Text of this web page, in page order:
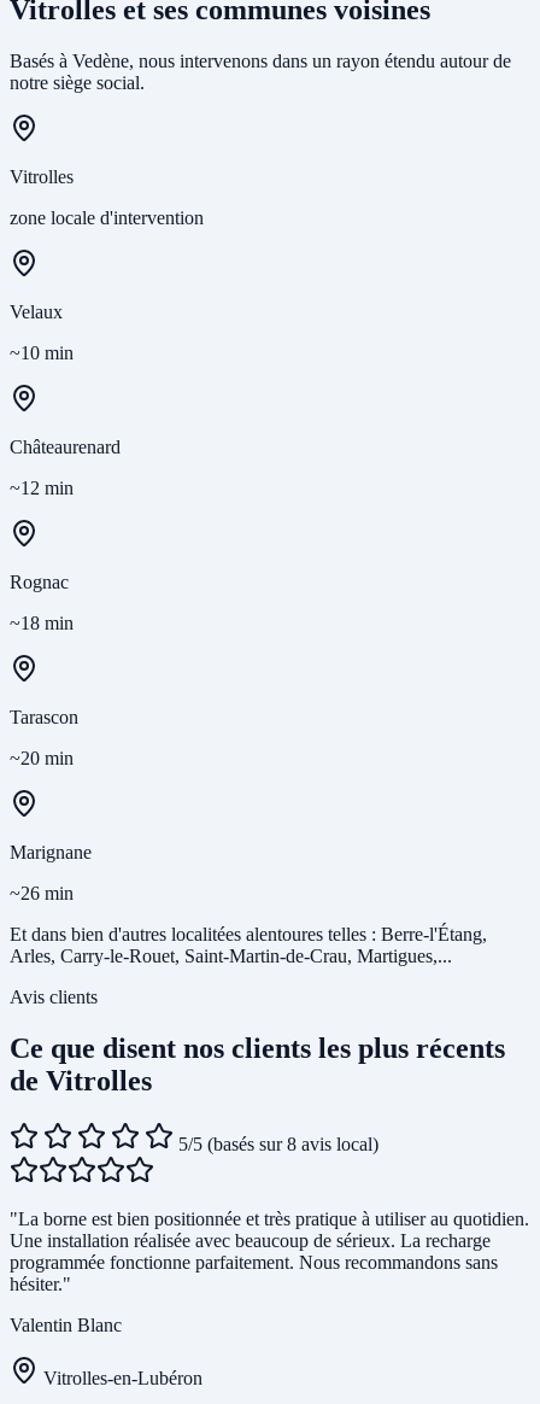
Vitrolles et ses communes voisines
Basés à Vedène, nous intervenons dans un rayon étendu autour de
notre siège social.
Vitrolles
zone locale d'intervention
Velaux
~10 min
Châteaurenard
~12 min
Rognac
~18 min
Tarascon
~20 min
Marignane
~26 min
Et dans bien d'autres localitées alentoures telles : Berre-l'Étang,
Arles, Carry-le-Rouet, Saint-Martin-de-Crau, Martigues,...
Avis clients
Ce que disent nos clients les plus récents
de Vitrolles
5/5 (basés sur 8 avis local)
"La borne est bien positionnée et très pratique à utiliser au quotidien.
Une installation réalisée avec beaucoup de sérieux. La recharge
programmée fonctionne parfaitement. Nous recommandons sans
hésiter."
Valentin Blanc
Vitrolles-en-Lubéron